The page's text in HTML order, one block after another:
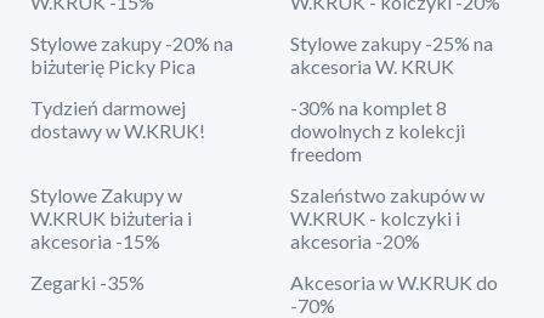
Stylowe zakupy -20% na
biżuterię Picky Pica
Stylowe zakupy -25% na
akcesoria W. KRUK
Tydzień darmowej
dostawy w W.KRUK!
-30% na komplet 8
dowolnych z kolekcji
freedom
Stylowe Zakupy w
W.KRUK biżuteria i
akcesoria -15%
Szaleństwo zakupów w
W.KRUK - kolczyki i
akcesoria -20%
Zegarki -35%
Akcesoria w W.KRUK do
-70%